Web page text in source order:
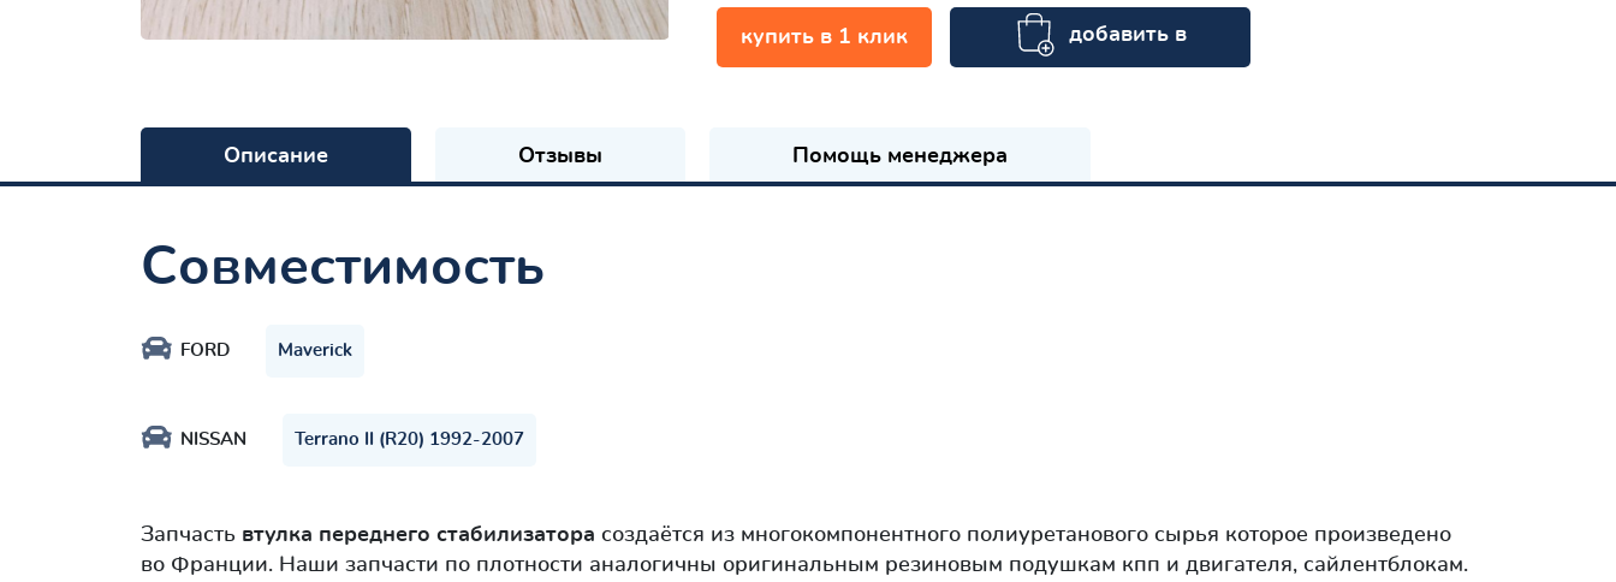
купить в 1 клик
добавить в
корзину
Описание Отзывы Помощь менеджера
Совместимость
FORD Maverick
NISSAN Terrano II (R20) 1992-2007
Запчасть втулка переднего стабилизатора создаётся из многокомпонентного полиуретанового сырья которое произведено
во Франции. Наши запчасти по плотности аналогичны оригинальным резиновым подушкам кпп и двигателя, сайлентблокам.